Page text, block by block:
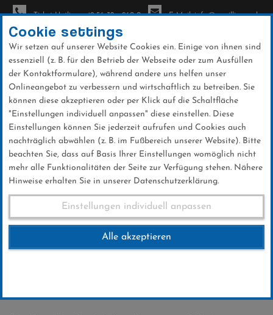
Direkt
zum
Inhalt
Ticket-Hotline: +49 56 32 - 960-0 E-Mail: info@sc-willingen.de
News
Club-News 16.12.2016
16 .Dezember 2016
Cookie settings
Wir setzen auf unserer Website Cookies ein. Einige von ihnen sind
essenziell (z. B. für den Betrieb der Webseite oder zum Ausfüllen
der Kontaktformulare), während andere uns helfen unser
Onlineangebot zu verbessern und wirtschaftlich zu betreiben. Sie
können diese akzeptieren oder per Klick auf die Schaltfläche
"Einstellungen individuell anpassen" diese einstellen. Diese
Einstellungen können Sie jederzeit aufrufen und Cookies auch
nachträglich abwählen (z. B. im Fußbereich unserer Website). Bitte
beachten Sie, dass auf Basis Ihrer Einstellungen womöglich nicht
mehr alle Funktionalitäten der Seite zur Verfügung stehen. Nähere
Hinweise erhalten Sie in unserer Datenschutzerklärung.
Einstellungen individuell anpassen
Alle akzeptieren